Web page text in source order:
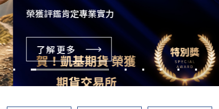
榮獲評鑑肯定專業實力
了解更多